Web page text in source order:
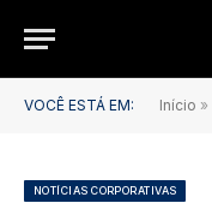
VOCÊ ESTÁ EM: Início »
NOTÍCIAS CORPORATIVAS